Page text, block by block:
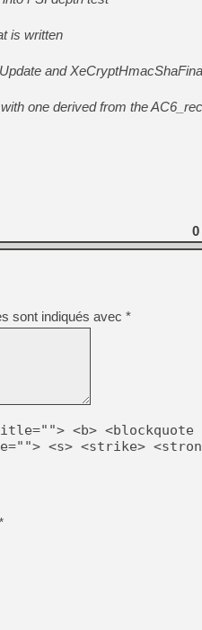
is written
and
one derived from the
0
sont indiqués avec *
<b> <blockquote
<s> <strike>